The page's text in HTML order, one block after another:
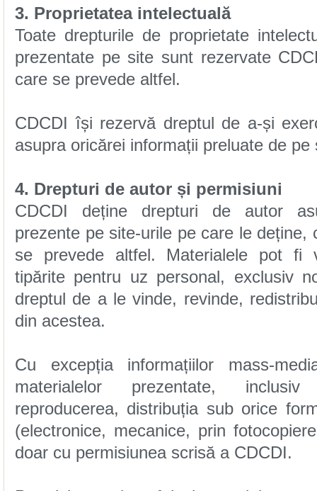
3. Proprietatea intelectuală
care se prevede altfel.
asupra oricărei informații preluate de
4. Drepturi de autor și permisiuni
din acestea.
doar cu permisiunea scrisă a CDCDI.